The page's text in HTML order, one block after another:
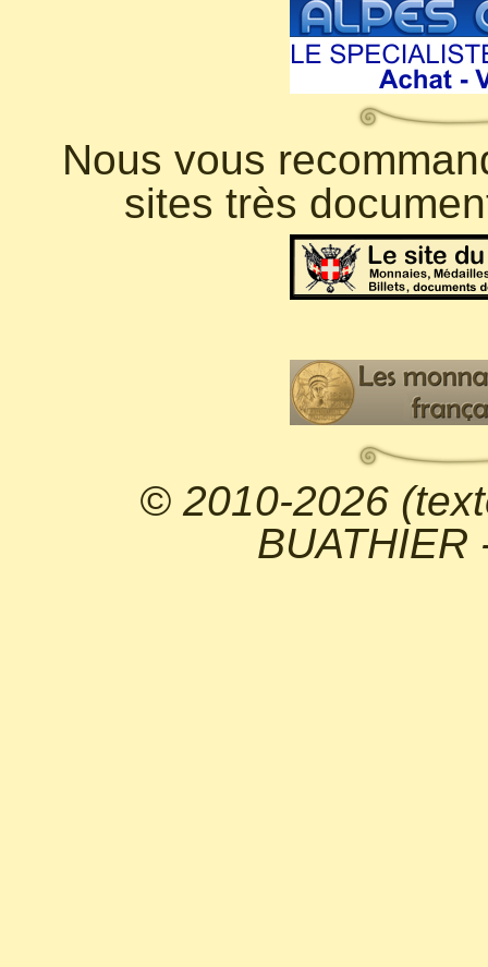
Nous vous
sites très
© 2010-2026
BUATHIER